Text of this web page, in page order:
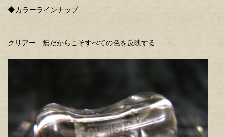
◆カラーラインナップ
クリアー 無だからこそすべての色を反映する